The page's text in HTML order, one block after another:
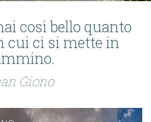
così bello quanto
cui ci si mette in
Giono